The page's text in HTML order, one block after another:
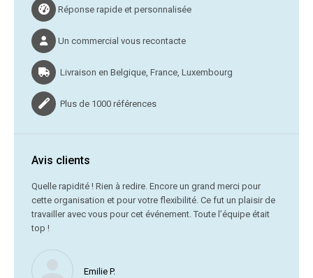
Réponse rapide et personnalisée
Un commercial vous recontacte
Livraison en Belgique, France, Luxembourg
Plus de 1000 références
Avis clients
Quelle rapidité ! Rien à redire. Encore un grand merci pour
cette organisation et pour votre flexibilité. Ce fut un plaisir de
travailler avec vous pour cet événement. Toute l’équipe était
top !
Emilie P.